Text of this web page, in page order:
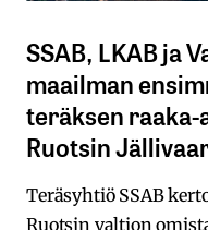
SSAB, LKAB ja
maailman
teräksen
Ruotsin
Teräsyhtiö SSAB
Ruotsin valtion